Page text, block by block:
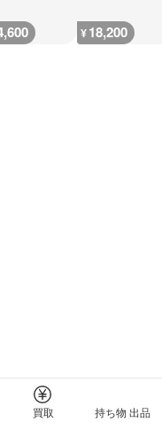
¥18,200
買取 持ち物 出品